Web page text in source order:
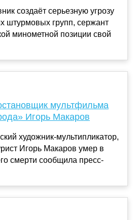
создаёт серьезную угрозу
штурмовых групп, сержант
минометной позиции свой
мультфильма
Игорь Макаров
художник-мультипликатор,
Игорь Макаров умер в
смерти сообщила пресс-